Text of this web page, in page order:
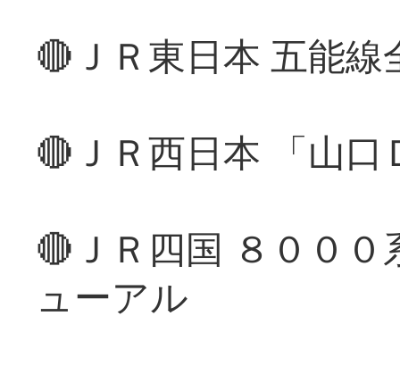
🔴ＪＲ東日本 五能
🔴ＪＲ西日本 「山
🔴ＪＲ四国 ８００
ューアル